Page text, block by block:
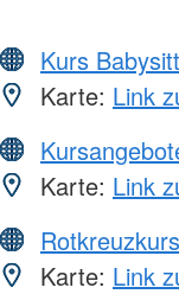
Kurs
Karte: Link
Karte: Link
Karte: Link